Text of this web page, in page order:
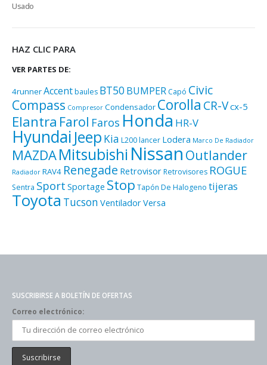
Usado
HAZ CLIC PARA
VER PARTES DE:
4runnerAccentbaules BT50BUMPER Capó Civic
Compass Compresor Condensador Corolla CR-Vcx-5
Elantra Farol Faros Honda HR-V
Hyundai Jeep Kia L200lancer Lodera Marco De Radiador
MAZDAMitsubishi Nissan Outlander
Radiador RAV4 Renegade RetrovisorRetrovisores ROGUE
Sentra Sport Sportage Stop Tapón De Halogeno tijeras
Toyota Tucson VentiladorVersa
SUSCRIBIRSE A BOLETÍN DE OFERTAS
Correo electrónico: